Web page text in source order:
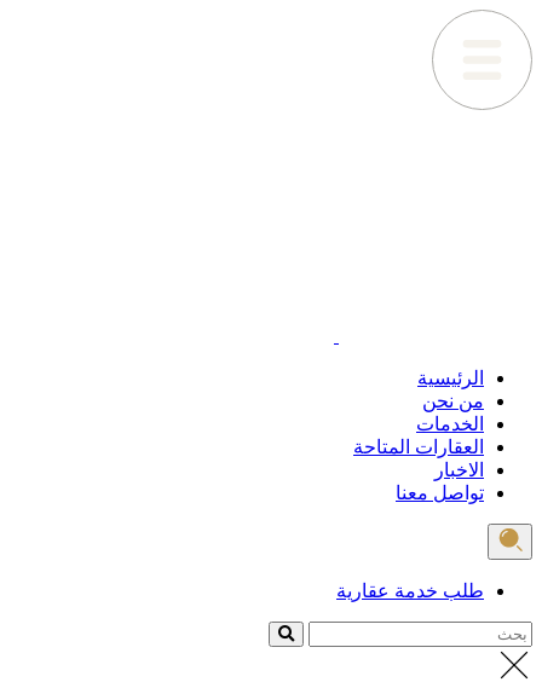
الرئيسية
من نحن
الخدمات
العقارات المتاحة
الاخبار
تواصل معنا
طلب خدمة عقارية
بحث